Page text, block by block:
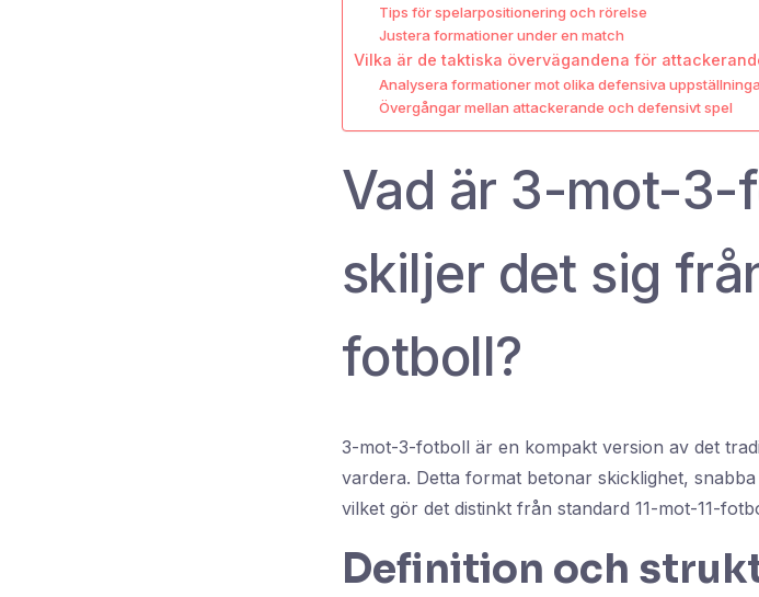
Tips för spelarpositionering och rörelse
Justera formationer under en match
Vilka är de taktiska övervägandena för
Analysera formationer mot olika defensiva
Övergångar mellan attackerande och defensivt spel
Vad är 3-mot-3-
skiljer det sig
fotboll?
3-mot-3-fotboll är en kompakt version av det
vardera. Detta format betonar skicklighet,
vilket gör det distinkt från standard 11-mot-11-
Definition och